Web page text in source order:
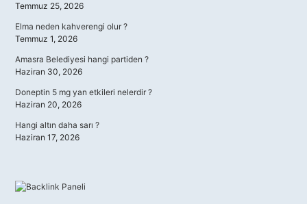
Temmuz 25, 2026
Elma neden kahverengi olur ?
Temmuz 1, 2026
Amasra Belediyesi hangi partiden ?
Haziran 30, 2026
Doneptin 5 mg yan etkileri nelerdir ?
Haziran 20, 2026
Hangi altın daha sarı ?
Haziran 17, 2026